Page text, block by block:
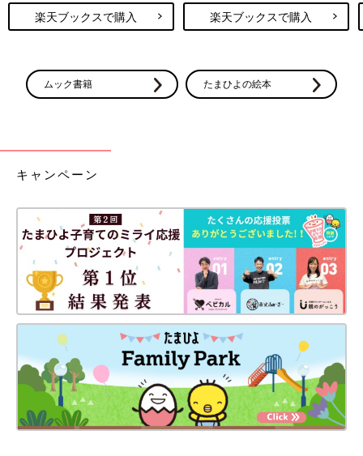
鮫川 本当に大変だったので、日中ワンオペで育てるのは難しい
稚園を選ぶことに。児童相談所の職員さんに、３歳から長時間保
育をしてもらえる幼稚園を一緒に探してもらい、無事に入園でき
ると、みんなも同じような悩みがあることがわかり、自分だけじ
――お子さんと暮らすようになり、旦那さんにはどのような変化
がありましたか？
鮫川 当時はいっぱいいっぱいで当たり前のことのように思って
いましたが、仕事が忙しいはずなのに、寝かしつけの時間に間に
合うように早く帰ってきてくれて、一緒にお布団に入れるように
してくれていました。
また、疲れている私を気づかって、休日は夫と子どもが2人で出
かけることも増えていきました。言い出しっぺは夫なのでむしろ
やりたくてやっていたとも思えるのですが…（笑）。本当にあり
がたかったなと思っています。
楽天ブックスで購入 楽天ブックスで購入
ムック書籍 たまひよの絵本
キャンペーン